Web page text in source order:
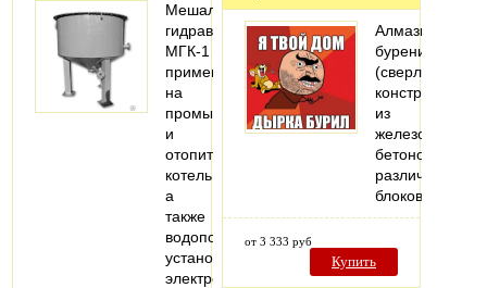
Мешалки
гидравлические
МГК-1
применяются
на
промышленных
и
отопительных
котельных,
а
также
водоподготовительных
установках
электростанций,
Алмазное
бурение
(сверление)
конструкций
из
железобетонов,
бетонов,
различных
блоков
от 3 333 руб
Купить